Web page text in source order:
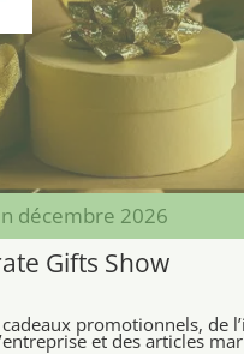
décembre 2026
Gifts Show
promotionnels, de
et des articles